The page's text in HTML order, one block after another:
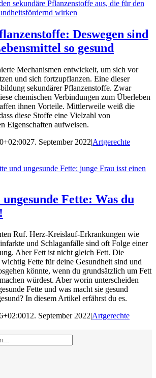
Deswegen sind
so gesund
Mechanismen entwickelt, um sich vor
und sich fortzupflanzen. Eine dieser
sekundärer Pflanzenstoffe. Zwar
chemischen Verbindungen zum Überleben
ihnen Vorteile. Mittlerweile weiß die
diese Stoffe eine Vielzahl von
Eigenschaften aufweisen.
27. September 2022|Artgerechte
ungesunde Fette: Was du
Ruf. Herz-Kreislauf-Erkrankungen wie
und Schlaganfälle sind oft Folge einer
Aber Fett ist nicht gleich Fett. Die
Fette für deine Gesundheit sind und
könnte, wenn du grundsätzlich um Fett
würdest. Aber worin unterscheiden
Fette und was macht sie gesund
In diesem Artikel erfährst du es.
12. September 2022|Artgerechte